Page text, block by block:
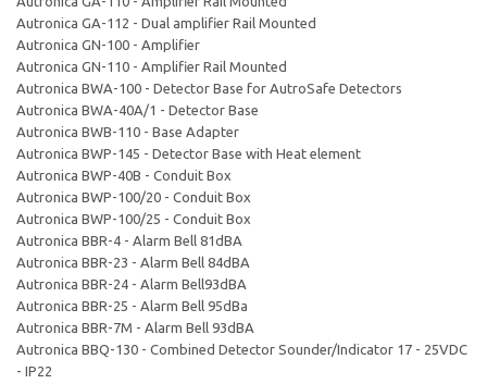
Autronica GA-112 - Dual amplifier Rail Mounted
Autronica GN-100 - Amplifier
Autronica GN-110 - Amplifier Rail Mounted
Autronica BWA-100 - Detector Base for AutroSafe Detectors
Autronica BWA-40A/1 - Detector Base
Autronica BWB-110 - Base Adapter
Autronica BWP-145 - Detector Base with Heat element
Autronica BWP-40B - Conduit Box
Autronica BWP-100/20 - Conduit Box
Autronica BWP-100/25 - Conduit Box
Autronica BBR-4 - Alarm Bell 81dBA
Autronica BBR-23 - Alarm Bell 84dBA
Autronica BBR-24 - Alarm Bell93dBA
Autronica BBR-25 - Alarm Bell 95dBa
Autronica BBR-7M - Alarm Bell 93dBA
Autronica BBQ-130 - Combined Detector Sounder/Indicator 17 - 25VDC
- IP22